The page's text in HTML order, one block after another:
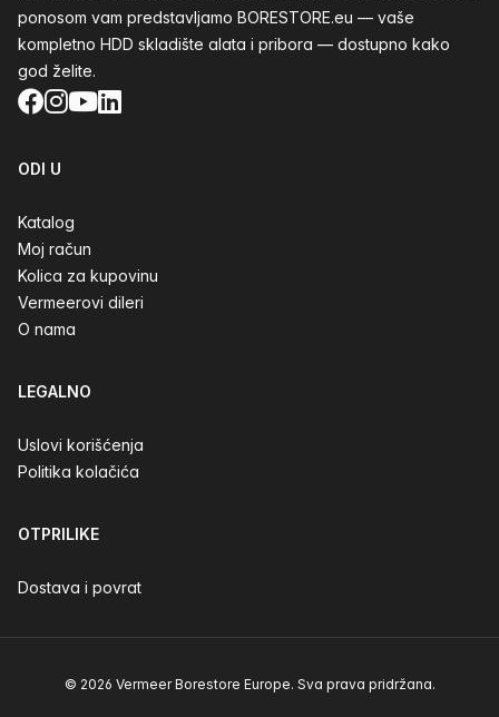
ponosom vam predstavljamo BORESTORE.eu — vaše
kompletno HDD skladište alata i pribora — dostupno kako
god želite.
Facebook
Instagram
YouTube
LinkedIn
ODI U
Katalog
Moj račun
Kolica za kupovinu
Vermeerovi dileri
O nama
LEGALNO
Uslovi korišćenja
Politika kolačića
OTPRILIKE
Dostava i povrat
© 2026 Vermeer Borestore Europe. Sva prava pridržana.